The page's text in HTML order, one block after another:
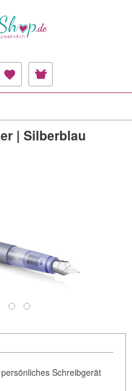
| Silberblau
Schreibgerät